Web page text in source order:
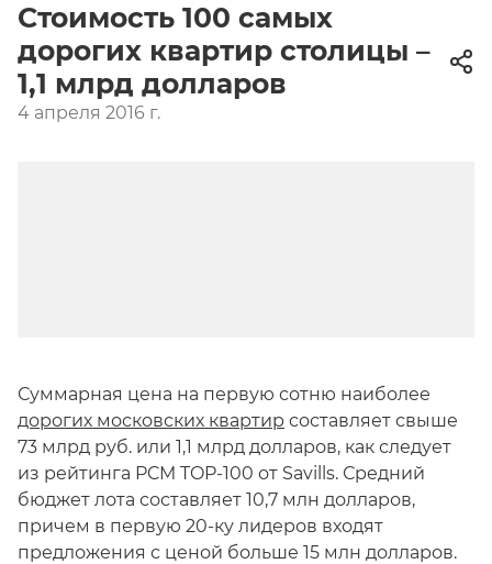
Стоимость 100 самых
дорогих квартир столицы –
1,1 млрд долларов
4 апреля 2016 г.
Суммарная цена на первую сотню наиболее
дорогих московских квартир составляет свыше
73 млрд руб. или 1,1 млрд долларов, как следует
из рейтинга PCM TOP-100 от Savills. Средний
бюджет лота составляет 10,7 млн долларов,
причем в первую 20-ку лидеров входят
предложения с ценой больше 15 млн долларов.